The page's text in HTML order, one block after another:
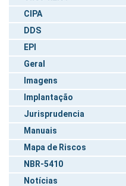
CIPA
DDS
EPI
Geral
Imagens
Implantação
Jurisprudencia
Manuais
Mapa de Riscos
NBR-5410
Notícias